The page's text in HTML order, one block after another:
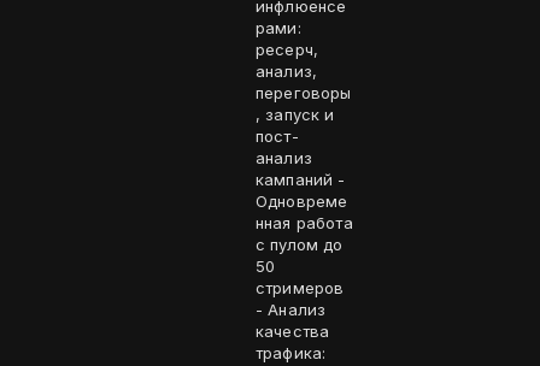
инфлюенсе
рами:
ресерч,
анализ,
переговоры
, запуск и
пост-
анализ
кампаний -
Одновреме
нная работа
с пулом до
50
стримеров
- Анализ
качества
трафика: